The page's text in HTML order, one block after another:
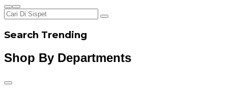
Search Trending
Shop By Departments